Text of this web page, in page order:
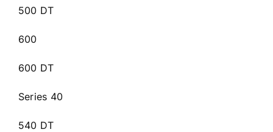
500 DT
600
600 DT
Series 40
540 DT